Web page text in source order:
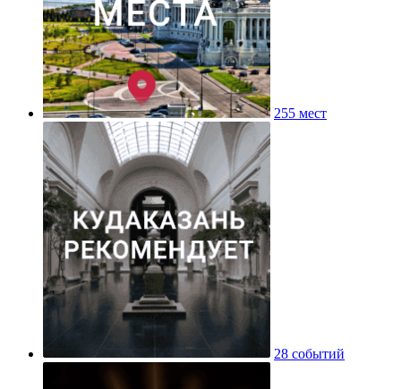
255 мест
28 событий